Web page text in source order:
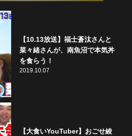
【10.13放送】福士蒼汰さんと
菜々緒さんが、南魚沼で本気丼
を食らう！
2019.10.07
【大食いYouTuber】おごせ綾